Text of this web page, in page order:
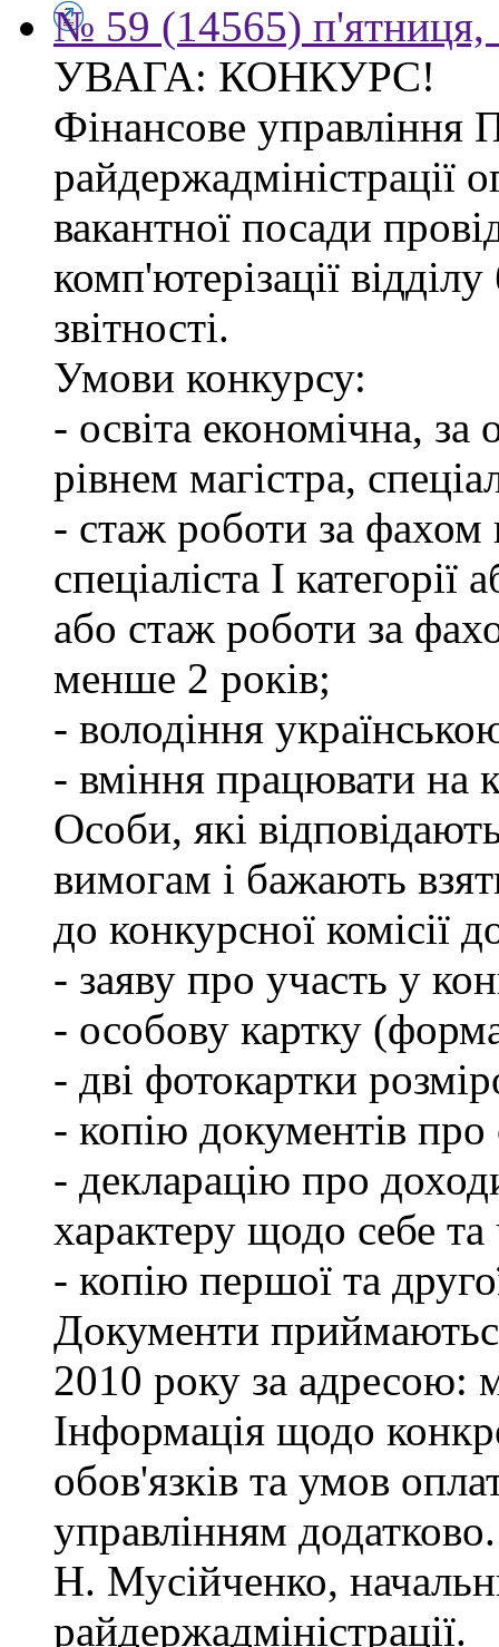
№ 59 (14565) п'ятниця,
УВАГА: КОНКУРС!
Фінансове управління
райдержадміністрації
вакантної посади
комп'ютерізації
звітності.
Умови конкурсу:
- освіта економічна, за
рівнем магістра,
- стаж роботи за фахом
спеціаліста І
або стаж роботи за
менше 2 років;
- володіння
- вміння працювати на
Особи, які
вимогам і бажають
до конкурсної комісії
- заяву про участь у
- особову картку
- дві фотокартки
- копію документів про
- декларацію про
характеру щодо себе та
- копію першої та
Документи
2010 року за адресою:
Інформація щодо
обов'язків та умов
управлінням додатково.
Н. Мусійченко,
райдержадміністрації.